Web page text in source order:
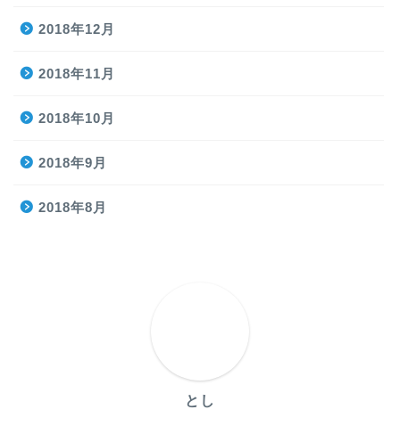
2018年12月
2018年11月
2018年10月
2018年9月
2018年8月
とし